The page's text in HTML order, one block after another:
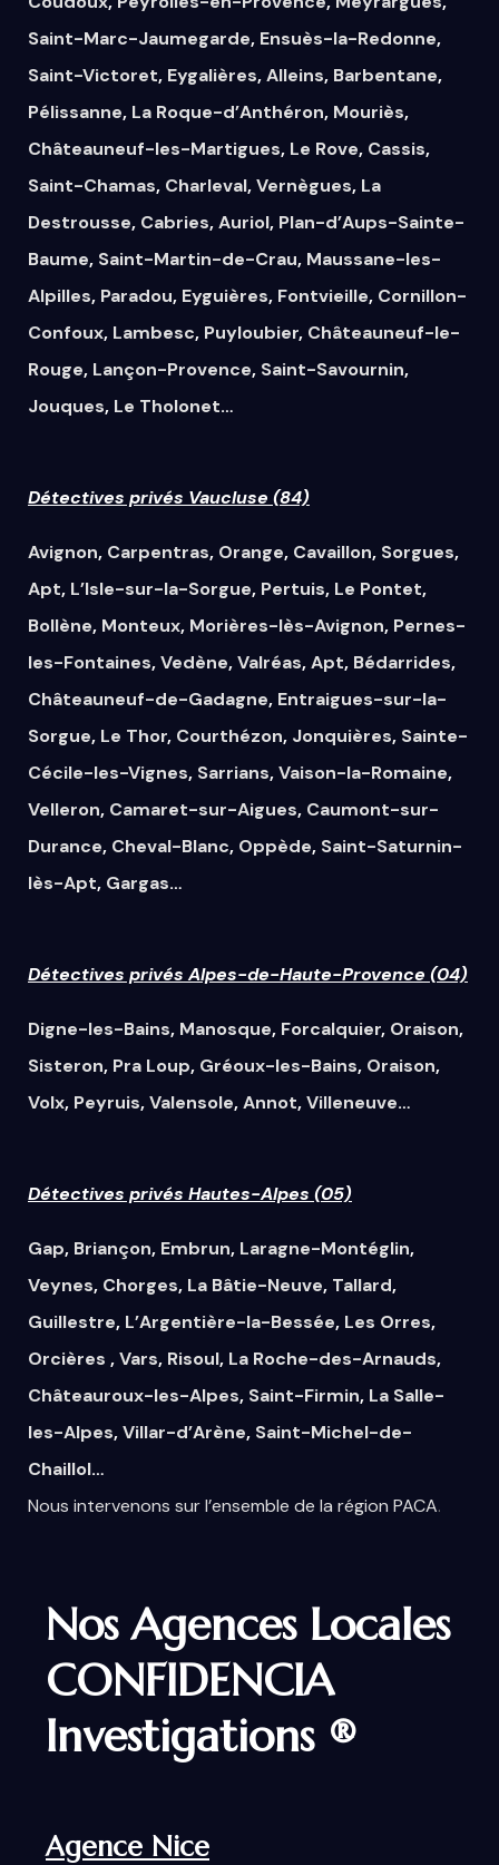
Saint-Marc-Jaumegarde, Ensuès-la-Redonne,
Saint-Victoret, Eygalières,Alleins, Barbentane,
Pélissanne, La Roque-d’Anthéron, Mouriès,
Châteauneuf-les-Martigues, Le Rove, Cassis,
Saint-Chamas, Charleval,Vernègues, La
Destrousse, Cabries,Auriol, Plan-d’Aups-Sainte-
Baume, Saint-Martin-de-Crau, Maussane-les-
Alpilles, Paradou, Eyguières, Fontvieille, Cornillon-
Confoux, Lambesc, Puyloubier, Châteauneuf-le-
Rouge, Lançon-Provence, Saint-Savournin,
Jouques, Le Tholonet…
Détectives privés Vaucluse (84)
Avignon, Carpentras, Orange, Cavaillon, Sorgues,
Apt, L’Isle-sur-la-Sorgue, Pertuis, Le Pontet,
Bollène, Monteux, Morières-lès-Avignon, Pernes-
les-Fontaines,Vedène,Valréas,Apt, Bédarrides,
Châteauneuf-de-Gadagne, Entraigues-sur-la-
Sorgue, Le Thor, Courthézon, Jonquières, Sainte-
Cécile-les-Vignes, Sarrians,Vaison-la-Romaine,
Velleron, Camaret-sur-Aigues, Caumont-sur-
Durance, Cheval-Blanc, Oppède, Saint-Saturnin-
lès-Apt, Gargas…
Détectives privés Alpes-de-Haute-Provence (04)
Digne-les-Bains, Manosque, Forcalquier, Oraison,
Sisteron, Pra Loup, Gréoux-les-Bains, Oraison,
Volx, Peyruis,Valensole,Annot,Villeneuve…
Détectives privés Hautes-Alpes (05)
Gap, Briançon, Embrun, Laragne-Montéglin,
Veynes, Chorges, La Bâtie-Neuve, Tallard,
Guillestre, L’Argentière-la-Bessée, Les Orres,
Orcières ,Vars, Risoul, La Roche-des-Arnauds,
Châteauroux-les-Alpes, Saint-Firmin, La Salle-
les-Alpes,Villar-d’Arène, Saint-Michel-de-
Chaillol…
Nous intervenons surl’ensemble de la région PACA.
Nos Agences Locales
CONFIDENCIA
Investigations ®
Agence Nice